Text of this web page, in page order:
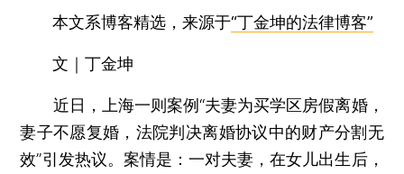
本文系博客精选，来源于“丁金坤的法律博客”
文｜丁金坤
近日，上海一则案例“夫妻为买学区房假离婚，
妻子不愿复婚，法院判决离婚协议中的财产分割无
效”引发热议。案情是：一对夫妻，在女儿出生后，